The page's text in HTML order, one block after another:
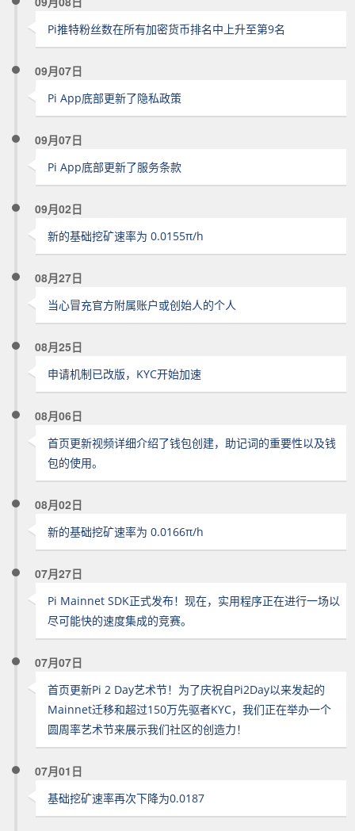
Pi推特粉丝数在所有加密货币排名中上升至第9名
09月07日
Pi App底部更新了隐私政策
09月07日
Pi App底部更新了服务条款
09月02日
新的基础挖矿速率为 0.0155π/h
08月27日
当心冒充官方附属账户或创始人的个人
08月25日
申请机制已改版，KYC开始加速
08月06日
首页更新视频详细介绍了钱包创建，助记词的重要性以及钱
包的使用。
08月02日
新的基础挖矿速率为 0.0166π/h
07月27日
Pi Mainnet SDK正式发布！现在，实用程序正在进行一场以
尽可能快的速度集成的竞赛。
07月07日
首页更新Pi 2 Day艺术节！为了庆祝自Pi2Day以来发起的
Mainnet迁移和超过150万先驱者KYC，我们正在举办一个
圆周率艺术节来展示我们社区的创造力！
07月01日
基础挖矿速率再次下降为0.0187